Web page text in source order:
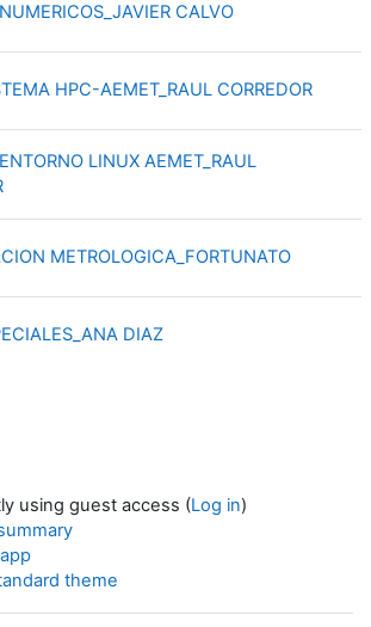
CALVO
HPC-AEMET_RAUL CORREDOR
LINUX AEMET_RAUL
METROLOGICA_FORTUNATO
DIAZ
using guest access (Log in)
theme